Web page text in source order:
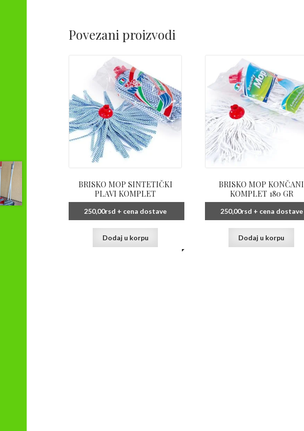
Povezani proizvodi
BRISKO MOP SINTETIČKI
PLAVI KOMPLET
250,00rsd + cena dostave
Dodaj u korpu
BRISKO MOP KONČANI
KOMPLET 180 GR
250,00rsd + cena dostave
Dodaj u korpu